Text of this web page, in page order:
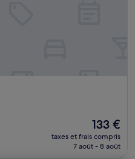
Le
nouveau
prix
133 €
taxes et frais compris
7 août - 8 août